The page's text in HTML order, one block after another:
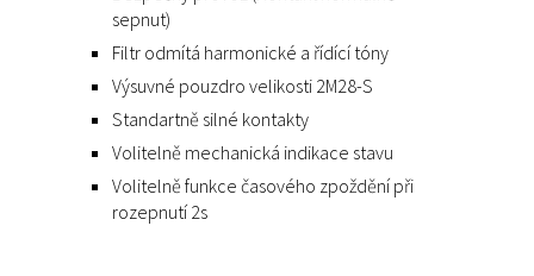
sepnut)
Filtr odmítá harmonické a řídící tóny
Výsuvné pouzdro velikosti 2M28-S
Standartně silné kontakty
Volitelně mechanická indikace stavu
Volitelně funkce časového zpoždění při
rozepnutí 2s